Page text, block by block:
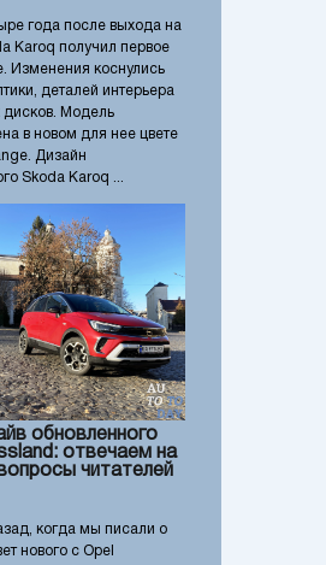
года после выхода на
Karoq получил первое
Изменения коснулись
деталей интерьера
дисков. Модель
в новом для нее цвете
Дизайн
Skoda Karoq ...
обновленного
отвечаем на
читателей
когда мы писали о
нового с Opel